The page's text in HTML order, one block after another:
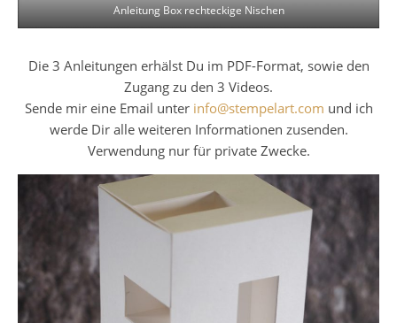
Anleitung Box rechteckige Nischen
Die 3 Anleitungen erhälst Du im PDF-Format, sowie den
Zugang zu den 3 Videos.
Sende mir eine Email unter info@stempelart.com und ich
werde Dir alle weiteren Informationen zusenden.
Verwendung nur für private Zwecke.